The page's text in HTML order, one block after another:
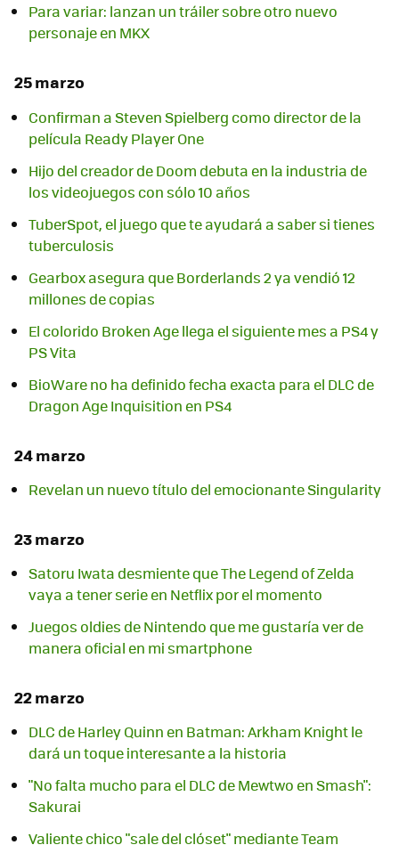
Para variar: lanzan un tráiler sobre otro nuevo
personaje en MKX
25 marzo
Confirman a Steven Spielberg como director de la
película Ready Player One
Hijo del creador de Doom debuta en la industria de
los videojuegos con sólo 10 años
TuberSpot, el juego que te ayudará a saber si tienes
tuberculosis
Gearbox asegura que Borderlands 2 ya vendió 12
millones de copias
El colorido Broken Age llega el siguiente mes a PS4 y
PS Vita
BioWare no ha definido fecha exacta para el DLC de
Dragon Age Inquisition en PS4
24 marzo
Revelan un nuevo título del emocionante Singularity
23 marzo
Satoru Iwata desmiente que The Legend of Zelda
vaya a tener serie en Netflix por el momento
Juegos oldies de Nintendo que me gustaría ver de
manera oficial en mi smartphone
22 marzo
DLC de Harley Quinn en Batman: Arkham Knight le
dará un toque interesante a la historia
"No falta mucho para el DLC de Mewtwo en Smash":
Sakurai
Valiente chico "sale del clóset" mediante Team